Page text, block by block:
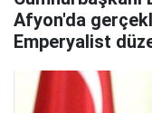
Afyon'da
Emperyalist